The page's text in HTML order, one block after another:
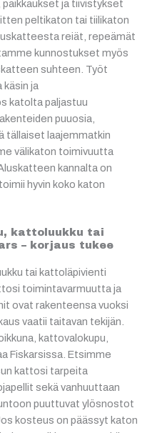
ja tiivistykset
peltikaton tai tiilikaton
reiät, repeämät
kunnostukset myös
suhteen. Työt
ja
katolta paljastuu
puuosia,
tällaiset laajemmatkin
välikaton toimivuutta
kannalta on
hyvin koko katon
kattoluukku tai
– korjaus tukee
tai kattoläpivienti
toimintavarmuutta ja
ovat rakenteensa vuoksi
vaatii taitavan tekijän.
kattovalokupu,
Fiskarsissa. Etsimme
kattosi tarpeita
sekä vanhuuttaan
puuttuvat ylösnostot
kosteus on päässyt katon